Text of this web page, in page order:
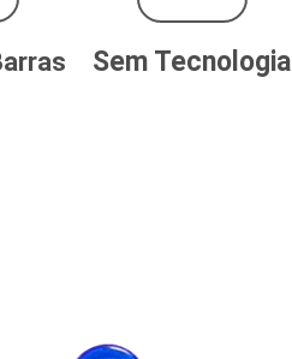
Sem Tecnologia